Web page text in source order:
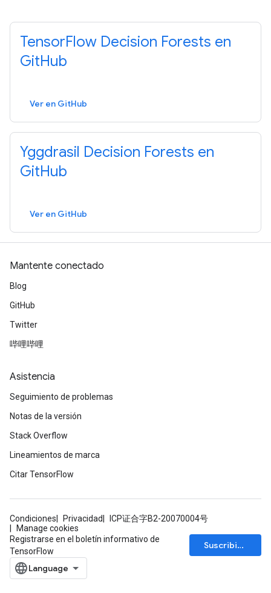
TensorFlow Decision Forests en
GitHub
Ver en GitHub
Yggdrasil Decision Forests en
GitHub
Ver en GitHub
Mantente conectado
Blog
GitHub
Twitter
哔哩哔哩
Asistencia
Seguimiento de problemas
Notas de la versión
Stack Overflow
Lineamientos de marca
Citar TensorFlow
Condiciones Privacidad
ICP证合字B2-20070004号
Manage cookies
Registrarse en el boletín informativo de
TensorFlow
Suscribirse